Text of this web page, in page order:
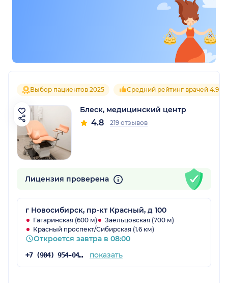
Выбор пациентов 2025 Средний рейтинг врачей 4.9
Блеск, медицинский центр
4.8 219 отзывов
Лицензия проверена
г Новосибирск, пр-кт Красный, д 100
Гагаринская (600 м)
Заельцовская (700 м)
Красный проспект/Сибирская (1.6 км)
Откроется завтра в 08:00
+7 (904) 954-04-97 показать